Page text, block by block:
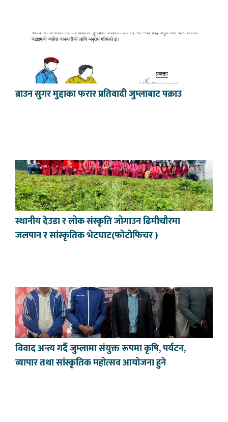
ब्राउन सुगर मुद्दाका फरार प्रतिवादी जुम्लाबाट पक्राउ
स्थानीय देउडा र लोक संस्कृति जोगाउन ढिमीचौरमा
जलपान र सांस्कृतिक भेटघाट(फोटोफिचर )
विवाद अन्त्य गर्दै जुम्लामा संयुक्त रूपमा कृषि, पर्यटन,
व्यापार तथा सांस्कृतिक महोत्सव आयोजना हुने